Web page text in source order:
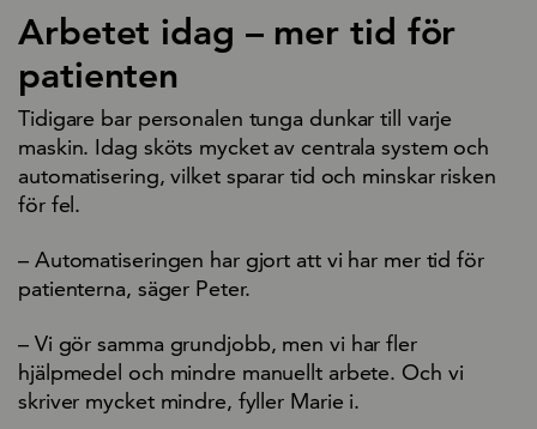
Arbetet idag – mer tid för
patienten
Tidigare bar personalen tunga dunkar till varje
maskin. Idag sköts mycket av centrala system och
automatisering, vilket sparar tid och minskar risken
för fel.
– Automatiseringen har gjort att vi har mer tid för
patienterna, säger Peter.
– Vi gör samma grundjobb, men vi har fler
hjälpmedel och mindre manuellt arbete. Och vi
skriver mycket mindre, fyller Marie i.